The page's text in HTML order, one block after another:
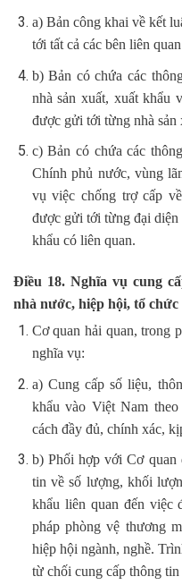
a) Bản công khai về kết
tới tất cả các bên liên
b) Bản có chứa các
nhà sản xuất, xuất khẩu
được gửi tới từng nhà sản
c) Bản có chứa các
Chính phủ nước, vùng
vụ việc chống trợ cấp
được gửi tới từng đại
khẩu có liên quan.
Điều 18. Nghĩa vụ cung
nhà nước, hiệp hội, tổ
Cơ quan hải quan, trong
nghĩa vụ:
a) Cung cấp số liệu,
khẩu vào Việt Nam
cách đầy đủ, chính xác,
b) Phối hợp với Cơ quan
tin về số lượng, khối
khẩu liên quan đến việc
pháp phòng vệ thương
hiệp hội ngành, nghề.
từ chối cung cấp thông